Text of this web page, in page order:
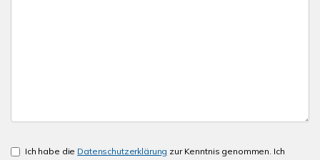
Ich habe die Datenschutzerklärung zur Kenntnis genommen. Ich